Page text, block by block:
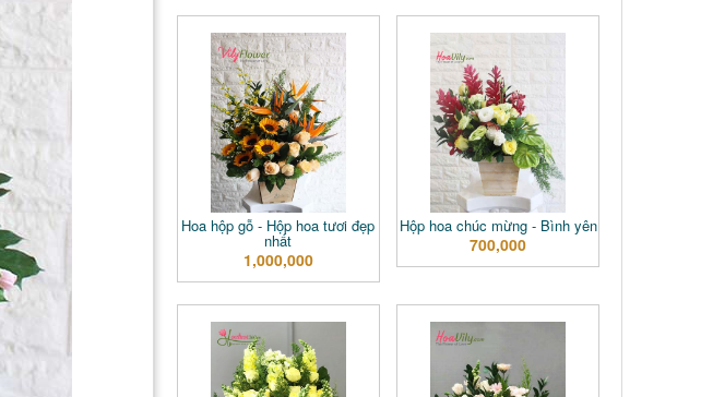
Hoa hộp gỗ - Hộp hoa tươi đẹp
nhất
1,000,000
Hộp hoa chúc mừng - Bình yên
700,000